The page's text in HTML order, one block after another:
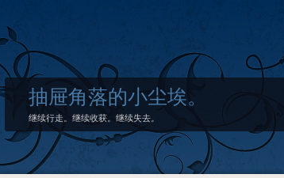
抽屉角落的小尘埃。
继续行走。继续收获。继续失去。